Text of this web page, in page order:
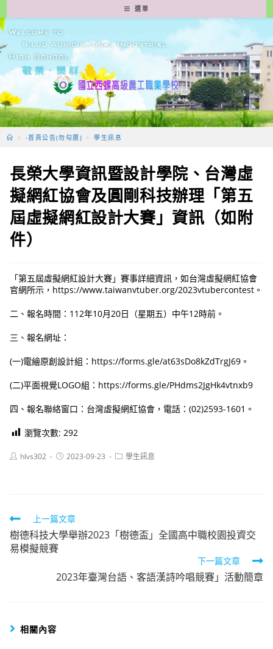
轉
至
要
容
選單
> -首頁公告(勿勾選) > 學生訊息
長榮大學資訊暨設計學院、台灣虛
擬網紅協會及圓剛科技辦理「第五
屆虛擬網紅設計大賽」資訊（如附
件）
「第五屆虛擬網紅設計大賽」賽事詳細資訊，如台灣虛擬網紅協會
官網所示，https://www.taiwanvtuber.org/2023vtubercontest。
二、報名時間：112年10月20日（星期五）中午12時前。
三、報名網址：
(一)電繪原創設計組：https://forms.gle/at63sDo8kZdTrgJ69。
(二)平面視覺LOGO組：https://forms.gle/PHdms2JgHk4vtnxb9
四、報名聯絡窗口：台灣虛擬網紅協會，電話：(02)2593-1601。
瀏覽次數: 292
Posthlvs302
Post2023-09-23
Post學生訊息
Read
more
articles
上一篇文章
樹德科技大學舉辦2023「樹德盃」全國高中職校園投資交
易模擬競賽
下一篇文章
2023年臺灣台語、客語漢詩吟唱競賽」活動簡章
相關內容